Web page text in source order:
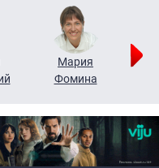
Мария
Фомина